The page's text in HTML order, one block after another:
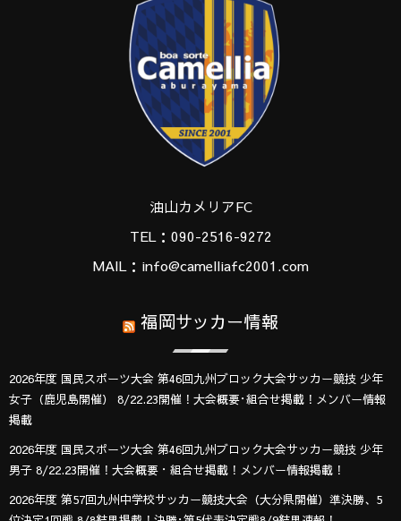
油山カメリアFC
TEL：090-2516-9272
MAIL：info@camelliafc2001.com
福岡サッカー情報
2026年度 国民スポーツ大会 第46回九州ブロック大会サッカー競技 少年
女子（鹿児島開催） 8/22.23開催！大会概要･組合せ掲載！メンバー情報
掲載
2026年度 国民スポーツ大会 第46回九州ブロック大会サッカー競技 少年
男子 8/22.23開催！大会概要・組合せ掲載！メンバー情報掲載！
2026年度 第57回九州中学校サッカー競技大会（大分県開催）準決勝、5